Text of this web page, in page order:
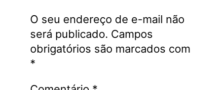
O seu endereço de e-mail não
será publicado. Campos
obrigatórios são marcados com
*